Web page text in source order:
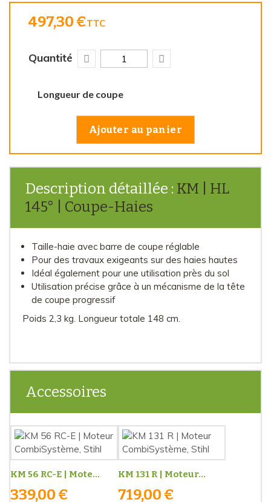
497,30 €TTC
Quantité
Ajouter au panier
Description détaillée : KM | HL
145° | Coupe-Haies
Taille-haie avec barre de coupe réglable
Pour des travaux exigeants sur des haies hautes
Idéal également pour une utilisation près du sol
Utilisation précise grâce à un mécanisme de la tête
de coupe progressif
Poids 2,3 kg. Longueur totale 148 cm.
Accessoires
KM 56 RC-E | Mote...
339,00 €
KM 131 R | Moteur...
719,00 €